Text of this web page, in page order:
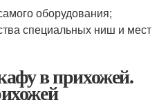
оборудования;
специальных ниш и мест
в прихожей.